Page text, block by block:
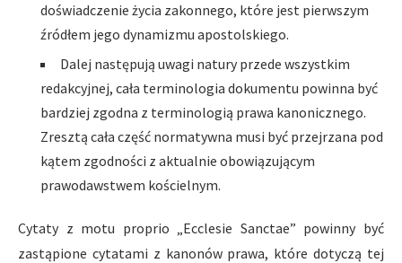
doświadczenie życia zakonnego, które jest pierwszym
źródłem jego dynamizmu apostolskiego.
Dalej następują uwagi natury przede wszystkim
redakcyjnej, cała terminologia dokumentu powinna być
bardziej zgodna z terminologią prawa kanonicznego.
Zresztą cała część normatywna musi być przejrzana pod
kątem zgodności z aktualnie obowiązującym
prawodawstwem kościelnym.
Cytaty z motu proprio „Ecclesie Sanctae” powinny być
zastąpione cytatami z kanonów prawa, które dotyczą tej